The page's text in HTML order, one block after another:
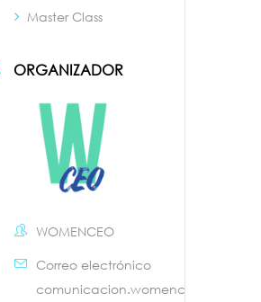
Master Class
ORGANIZADOR
WOMENCEO
Correo electrónico